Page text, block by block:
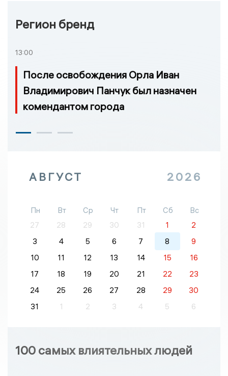
Регион бренд
13:00
После освобождения Орла Иван
Владимирович Панчук был назначен
комендантом города
АВГУСТ 2026
Пн Вт Ср Чт Пт Сб
Вс
27
28 29 30 31 1
2
3
4 5 6 7 8
9
10
11 12 13 14 15
16
17
18 19 20 21 22
23
24
25 26 27 28 29
30
31
1 2 3 4 5 6
100 самых влиятельных людей